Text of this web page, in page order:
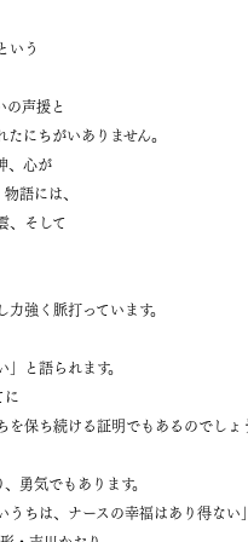
いう
の声援と
にちがいありません。
、心が
語には、
、そして
強く脈打っています。
と語られます。
に
保ち続ける証明でもあるのでしょ
勇気でもあります。
ちは、ナースの幸福はあり得ない